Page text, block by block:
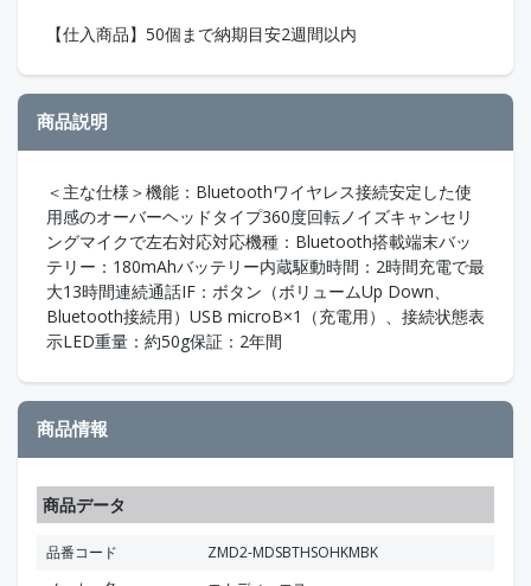
【仕入商品】50個まで納期目安2週間以内
商品説明
＜主な仕様＞機能：Bluetoothワイヤレス接続安定した使
用感のオーバーヘッドタイプ360度回転ノイズキャンセリ
ングマイクで左右対応対応機種：Bluetooth搭載端末バッ
テリー：180mAhバッテリー内蔵駆動時間：2時間充電で最
大13時間連続通話IF：ボタン（ボリュームUp Down、
Bluetooth接続用）USB microB×1（充電用）、接続状態表
示LED重量：約50g保証：2年間
商品情報
商品データ
品番コード
ZMD2-MDSBTHSOHKMBK